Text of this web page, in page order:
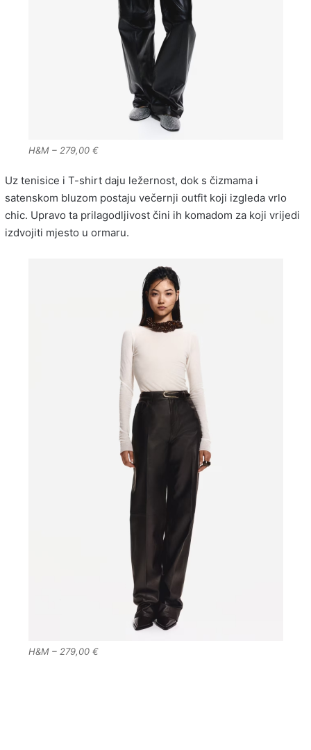
H&M – 279,00 €
Uz tenisice i T-shirt daju ležernost, dok s čizmama i
satenskom bluzom postaju večernji outfit koji izgleda vrlo
chic. Upravo ta prilagodljivost čini ih komadom za koji vrijedi
izdvojiti mjesto u ormaru.
H&M – 279,00 €